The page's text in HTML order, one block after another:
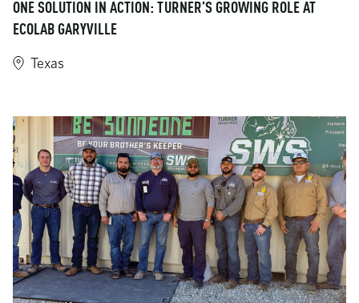
ONE SOLUTION IN ACTION: TURNER’S GROWING ROLE AT
ECOLAB GARYVILLE
Texas